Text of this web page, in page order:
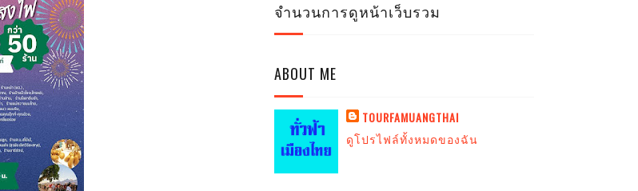
จำนวนการดูหน้าเว็บรวม
ABOUT ME
TOURFAMUANGTHAI
ดูโปรไฟล์ทั้งหมดของฉัน